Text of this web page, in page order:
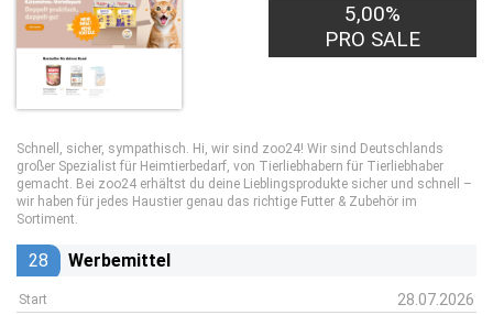
5,00%
PRO SALE
Schnell, sicher, sympathisch. Hi, wir sind zoo24! Wir sind Deutschlands
großer Spezialist für Heimtierbedarf, von Tierliebhabern für Tierliebhaber
gemacht. Bei zoo24 erhältst du deine Lieblingsprodukte sicher und schnell –
wir haben für jedes Haustier genau das richtige Futter & Zubehör im
Sortiment.
28 Werbemittel
Start 28.07.2026